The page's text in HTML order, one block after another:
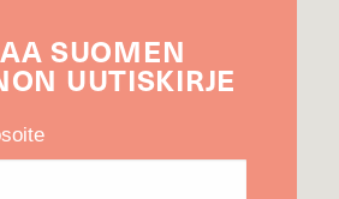
SUOMEN
UUTIS­KIRJE